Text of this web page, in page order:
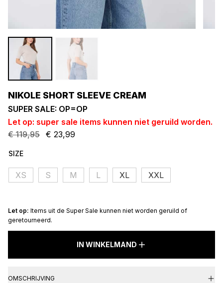
NIKOLE SHORT SLEEVE CREAM
SUPER SALE: OP=OP
Let op: super sale items kunnen niet geruild worden.
€119,95
Oorspronkelijke
prijs
€ 119,95.
€ 23,99
Huidige
prijs
€ 23,99.
SIZE
XS S M L XL XXL
Let op: Items uit de Super Sale kunnen niet worden geruild of
geretourneerd.
Nikole
Cream
IN WINKELMAND
OMSCHRIJVING